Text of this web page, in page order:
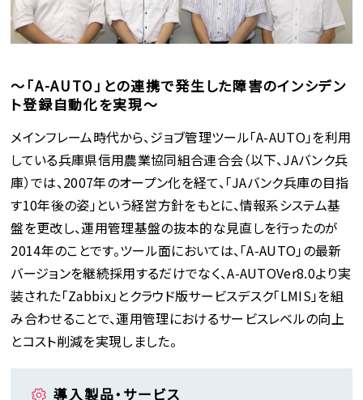
～「A-AUTO」との連携で発生した障害のインシデン
ト登録自動化を実現～
メインフレーム時代から、ジョブ管理ツール「A-AUTO」を利用
している兵庫県信用農業協同組合連合会（以下、JAバンク兵
庫）では、2007年のオープン化を経て、「JAバンク兵庫の目指
す10年後の姿」という経営方針をもとに、情報系システム基
盤を更改し、運用管理基盤の抜本的な見直しを行ったのが
2014年のことです。ツール面においては、「A-AUTO」の最新
バージョンを継続採用するだけでなく、A-AUTOVer8.0より実
装された「Zabbix」とクラウド版サービスデスク「LMIS」を組
み合わせることで、運用管理におけるサービスレベルの向上
とコスト削減を実現しました。
導入製品・サービス